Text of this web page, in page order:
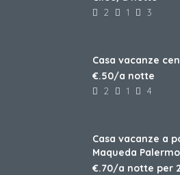
2 1 3
Casa vacanze
€.50/a notte
2 1 4
Casa vacanze a
Maqueda Palermo
€.70/a notte per